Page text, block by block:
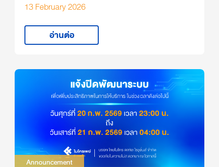
13 February 2026
อ่านต่อ
Announcement
Announcement